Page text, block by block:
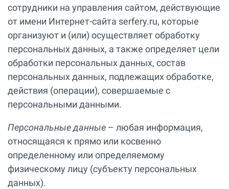
сотрудники на управления сайтом, действующие
от имени Интернет-сайта serfery.ru, которые
организуют и (или) осуществляет обработку
персональных данных, а также определяет цели
обработки персональных данных, состав
персональных данных, подлежащих обработке,
действия (операции), совершаемые с
персональными данными.
Персональные данные – любая информация,
относящаяся к прямо или косвенно
определенному или определяемому
физическому лицу (субъекту персональных
данных).